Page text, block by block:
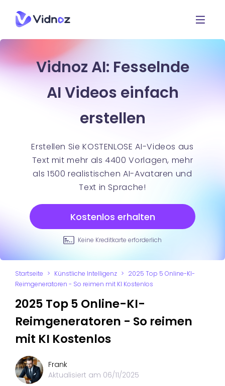
Vidnoz AI: Fesselnde
AI Videos einfach
erstellen
Erstellen Sie KOSTENLOSE AI-Videos aus
Text mit mehr als 4400 Vorlagen, mehr
als 1500 realistischen AI-Avataren und
Text in Sprache!
Kostenlos erhalten
Keine Kreditkarte erforderlich
Startseite > Künstliche Intelligenz > 2025 Top 5 Online-KI-
Reimgeneratoren - So reimen mit KI Kostenlos
2025 Top 5 Online-KI-
Reimgeneratoren - So reimen
mit KI Kostenlos
Frank
Aktualisiert am 06/11/2025